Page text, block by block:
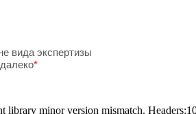
вида экспертизы
*
library minor version mismatch.